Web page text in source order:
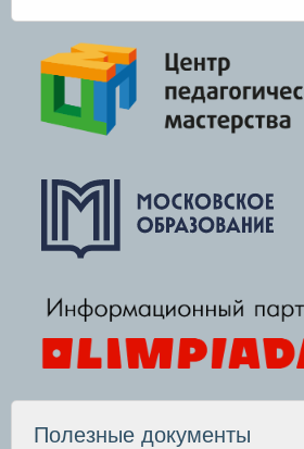
Полезные документы